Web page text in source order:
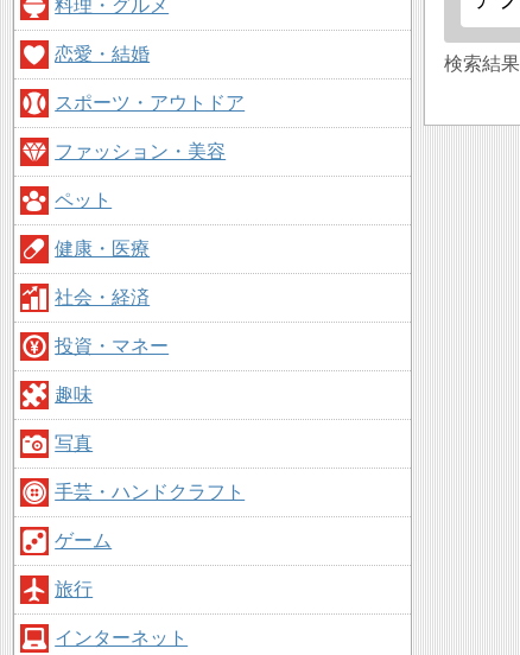
検索結
料理・グルメ
恋愛・結婚
スポーツ・アウトドア
ファッション・美容
ペット
健康・医療
社会・経済
投資・マネー
趣味
写真
手芸・ハンドクラフト
ゲーム
旅行
インターネット